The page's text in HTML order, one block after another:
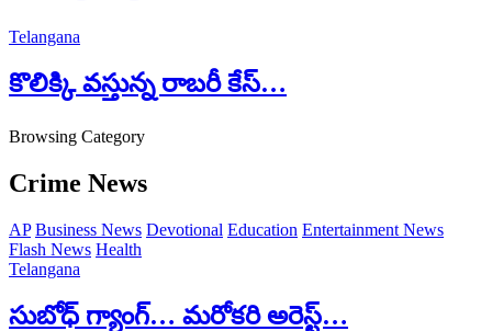
Telangana
కొలిక్కి వస్తున్న రాబరీ కేస్…
Browsing Category
Crime News
AP Business News Devotional Education Entertainment News
Flash News Health
Telangana
సుబోధ్ గ్యాంగ్… మరోకరి అరెస్ట్…